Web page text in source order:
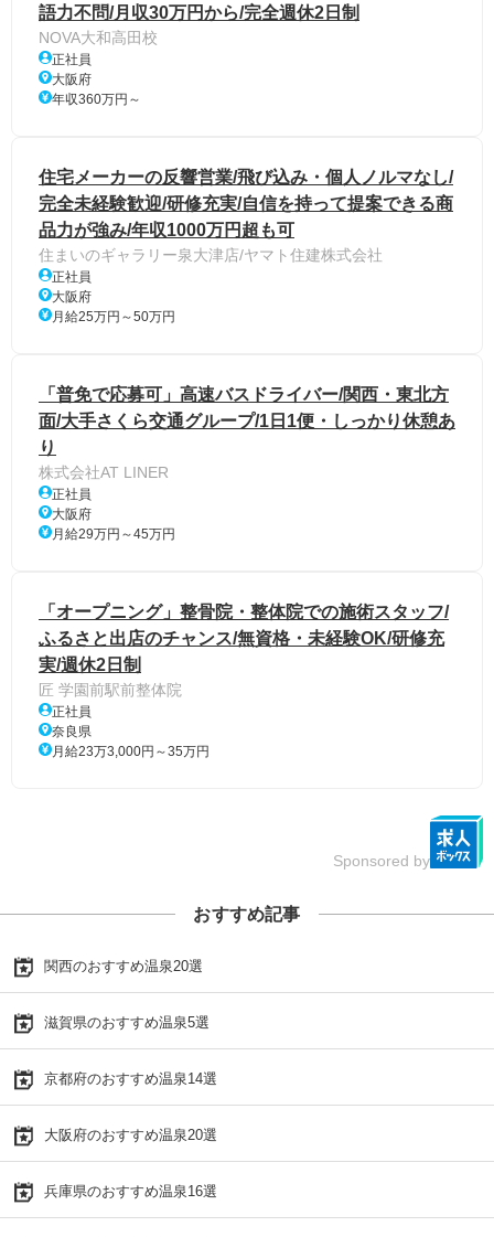
語力不問/月収30万円から/完全週休2日制
NOVA大和高田校
正社員
大阪府
年収360万円～
住宅メーカーの反響営業/飛び込み・個人ノルマなし/
完全未経験歓迎/研修充実/自信を持って提案できる商
品力が強み/年収1000万円超も可
住まいのギャラリー泉大津店/ヤマト住建株式会社
正社員
大阪府
月給25万円～50万円
「普免で応募可」高速バスドライバー/関西・東北方
面/大手さくら交通グループ/1日1便・しっかり休憩あ
り
株式会社AT LINER
正社員
大阪府
月給29万円～45万円
「オープニング」整骨院・整体院での施術スタッフ/
ふるさと出店のチャンス/無資格・未経験OK/研修充
実/週休2日制
匠 学園前駅前整体院
正社員
奈良県
月給23万3,000円～35万円
Sponsored by
おすすめ記事
関西のおすすめ温泉20選
滋賀県のおすすめ温泉5選
京都府のおすすめ温泉14選
大阪府のおすすめ温泉20選
兵庫県のおすすめ温泉16選